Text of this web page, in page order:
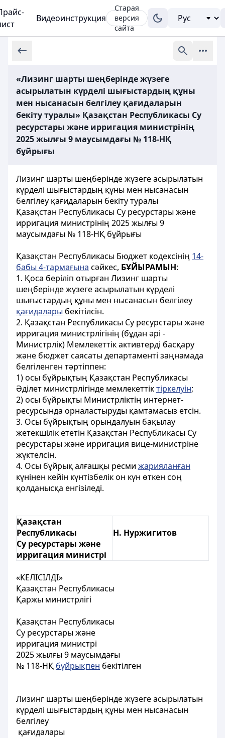
Видеоинструкция
Старая
версия
сайта
«Лизинг шарты шеңберінде жүзеге
асырылатын күрделі шығыстардың құны
мен нысанасын белгілеу қағидаларын
бекіту туралы» Қазақстан Республикасы Су
ресурстары және ирригация министрінің
2025 жылғы 9 маусымдағы № 118-НҚ
бұйрығы
Лизинг шарты шеңберінде жүзеге асырылатын
күрделі шығыстардың құны мен нысанасын
белгілеу қағидаларын бекіту туралы
Қазақстан Республикасы Су ресурстары және
ирригация министрінің 2025 жылғы 9
маусымдағы № 118-НҚ бұйрығы
Қазақстан Республикасы Бюджет кодексінің 14-
бабы 4-тармағына сәйкес, БҰЙЫРАМЫН:
1. Қоса беріліп отырған Лизинг шарты
шеңберінде жүзеге асырылатын күрделі
шығыстардың құны мен нысанасын белгілеу
қағидалары бекітілсін.
2. Қазақстан Республикасы Су ресурстары және
ирригация министрлігінің (бұдан әрі -
Министрлік) Мемлекеттік активтерді басқару
және бюджет саясаты департаменті заңнамада
белгіленген тәртіппен:
1) осы бұйрықтың Қазақстан Республикасы
Әділет министрлігінде мемлекеттіктіркелуін;
2) осы бұйрықты Министрліктің интернет-
ресурсында орналастыруды қамтамасыз етсін.
3. Осы бұйрықтың орындалуын бақылау
жетекшілік ететін Қазақстан Республикасы Су
ресурстары және ирригация вице-министріне
жүктелсін.
4. Осы бұйрық алғашқы ресми жарияланған
күнінен кейін күнтізбелік он күн өткен соң
қолданысқа енгізіледі.
Қазақстан
Республикасы
Су ресурстары және
ирригация министрі
Н. Нуржигитов
«КЕЛІСІЛДІ»
Қазақстан Республикасы
Қаржы министрлігі
Қазақстан Республикасы
Су ресурстары және
ирригация министрі
2025 жылғы 9 маусымдағы
№ 118-НҚ бұйрықпен бекітілген
Лизинг шарты шеңберінде жүзеге асырылатын
күрделі шығыстардың құны мен нысанасын
белгілеу
қағидалары